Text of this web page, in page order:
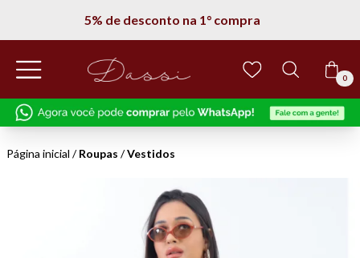
5% de desconto na 1° compra
0
Página inicial /Roupas /Vestidos